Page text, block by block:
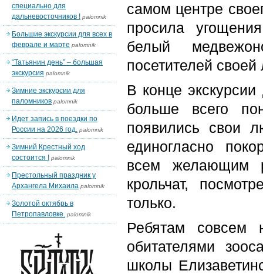
самом центре
просила
белый
посетителей
В конце
больше всего
появились свои
единогласно
всем желающим
крольчат,
только.
Ребятам совсем
обитателями
школы
специально для
дальневосточников ! palomnik
Большие экскурсии для всех в
феврале и марте palomnik
“Татьянин день” – большая
экскурсия palomnik
Зимние экскурсии для
паломников palomnik
Идет запись в поездки по
России на 2026 год. palomnik
Зимний Крестный ход
состоится ! palomnik
Престольный праздник у
Архангела Михаила palomnik
Золотой октябрь в
Петропавловке. palomnik